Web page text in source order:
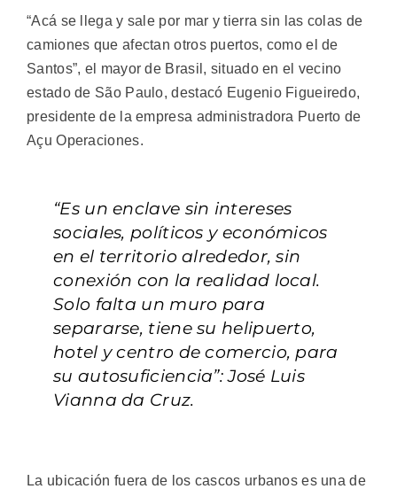
“Acá se llega y sale por mar y tierra sin las colas de
camiones que afectan otros puertos, como el de
Santos”, el mayor de Brasil, situado en el vecino
estado de São Paulo, destacó Eugenio Figueiredo,
presidente de la empresa administradora Puerto de
Açu Operaciones.
“Es un enclave sin intereses
sociales, políticos y económicos
en el territorio alrededor, sin
conexión con la realidad local.
Solo falta un muro para
separarse, tiene su helipuerto,
hotel y centro de comercio, para
su autosuficiencia”: José Luis
Vianna da Cruz.
La ubicación fuera de los cascos urbanos es una de